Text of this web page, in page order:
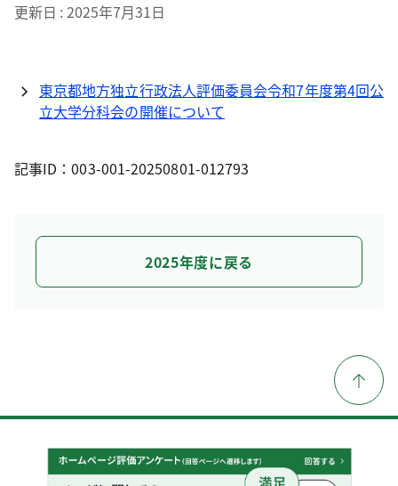
更新日 2025年7月31日
東京都地方独立行政法人評価委員会令和7年度第4回公
立大学分科会の開催について
記事ID：003-001-20250801-012793
2025年度に戻る